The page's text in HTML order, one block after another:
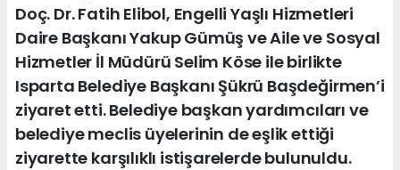
Doç. Dr. Fatih Elibol, Engelli Yaşlı Hizmetleri
Daire Başkanı Yakup Gümüş ve Aile ve Sosyal
Hizmetler İl Müdürü Selim Köse ile birlikte
Isparta Belediye Başkanı Şükrü Başdeğirmen’i
ziyaret etti. Belediye başkan yardımcıları ve
belediye meclis üyelerinin de eşlik ettiği
ziyarette karşılıklı istişarelerde bulunuldu.